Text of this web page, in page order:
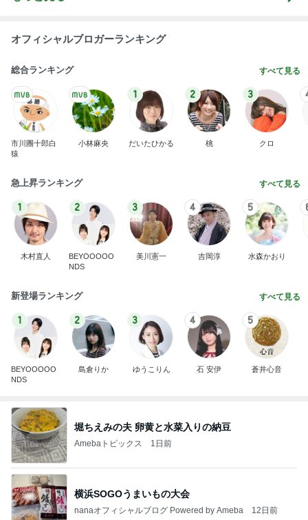
オフィシャルブロガーランキング
総合ランキング すべて見る
市川團十郎白
猿
小林麻央
1
だいたひかる
2
桃
3
クロ
急上昇ランキング すべて見る
1
木村直人
2
BEYOOOOO
NDS
3
美川憲一
4
吉岡淳
5
水森かおり
新登場ランキング すべて見る
1
BEYOOOOO
NDS
2
島倉りか
3
ゆうこりん
4
石 安伊
5
蒼井心音
堀ちえみの夫 卵黄と水菜入りの納豆
Amebaトピックス 1日前
横浜SOGOうまいもの大会
nanaオフィシャルブログ Powered by Ameba 12日前